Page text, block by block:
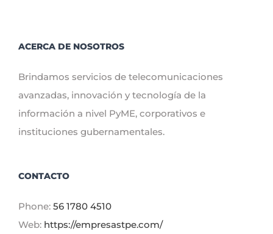
ACERCA DE NOSOTROS
Brindamos servicios de telecomunicaciones
avanzadas, innovación y tecnología de la
información a nivel PyME, corporativos e
instituciones gubernamentales.
CONTACTO
Phone: 56 1780 4510
Web: https://empresastpe.com/